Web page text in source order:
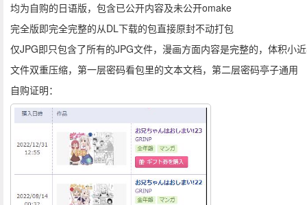
均为自购的日语版，包含已公开内容及未公开omake
完全版即完全完整的从DL下载的包直接原封不动打包
仅JPG即只包含了所有的JPG文件，漫画方面内容是完整的，体积小
文件双重压缩，第一层密码看包里的文本文档，第二层密码亭子通用
自购证明：